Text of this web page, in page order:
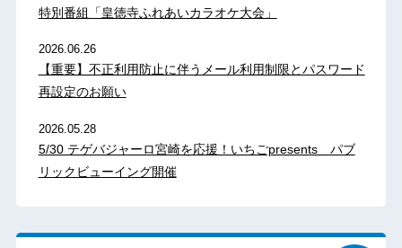
特別番組「皇徳寺ふれあいカラオケ大会」
2026.06.26
【重要】不正利用防止に伴うメール利用制限とパスワード
再設定のお願い
2026.05.28
5/30 テゲバジャーロ宮崎を応援！いちごpresents パブ
リックビューイング開催